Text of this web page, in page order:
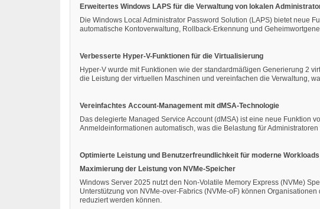
Erweitertes Windows LAPS für die Verwaltung von lokalen
Die Windows Local Administrator Password Solution (LAPS) bietet neue
automatische Kontoverwaltung, Rollback-Erkennung und
Verbesserte Hyper-V-Funktionen für die Virtualisierung
Hyper-V wurde mit Funktionen wie der standardmäßigen Generierung 2
die Leistung der virtuellen Maschinen und vereinfachen die Verwaltung,
Vereinfachtes Account-Management mit dMSA-Technologie
Das delegierte Managed Service Account (dMSA) ist eine neue Funktion
Anmeldeinformationen automatisch, was die Belastung für
Optimierte Leistung und Benutzerfreundlichkeit für moderne Workloads
Maximierung der Leistung von NVMe-Speicher
Windows Server 2025 nutzt den Non-Volatile Memory Express (NVMe)
Unterstützung von NVMe-over-Fabrics (NVMe-oF) können
reduziert werden können.